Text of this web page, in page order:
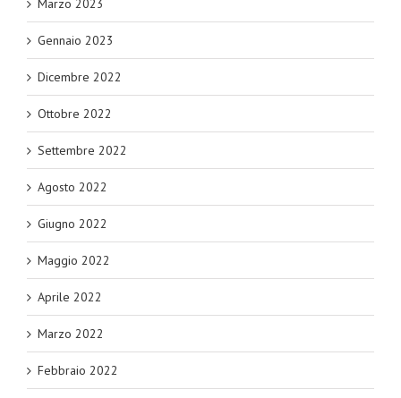
Marzo 2023
Gennaio 2023
Dicembre 2022
Ottobre 2022
Settembre 2022
Agosto 2022
Giugno 2022
Maggio 2022
Aprile 2022
Marzo 2022
Febbraio 2022